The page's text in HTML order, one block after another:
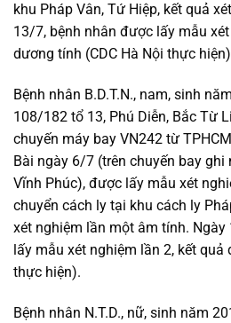
khu Pháp Vân, Tứ Hiệp, kết quả
13/7, bệnh nhân được lấy mẫu
dương tính (CDC Hà Nội thực
Bệnh nhân B.D.T.N., nam, sinh
108/182 tổ 13, Phú Diễn, Bắc Từ
chuyến máy bay VN242 từ
Bài ngày 6/7 (trên chuyến bay ghi
Vĩnh Phúc), được lấy mẫu xét
chuyển cách ly tại khu cách ly
xét nghiệm lần một âm tính.
lấy mẫu xét nghiệm lần 2, kết quả
thực hiện).
Bệnh nhân N.T.D., nữ, sinh năm